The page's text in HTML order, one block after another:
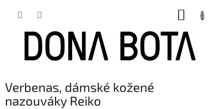
Verbenas, dámské kožené
nazouváky Reiko